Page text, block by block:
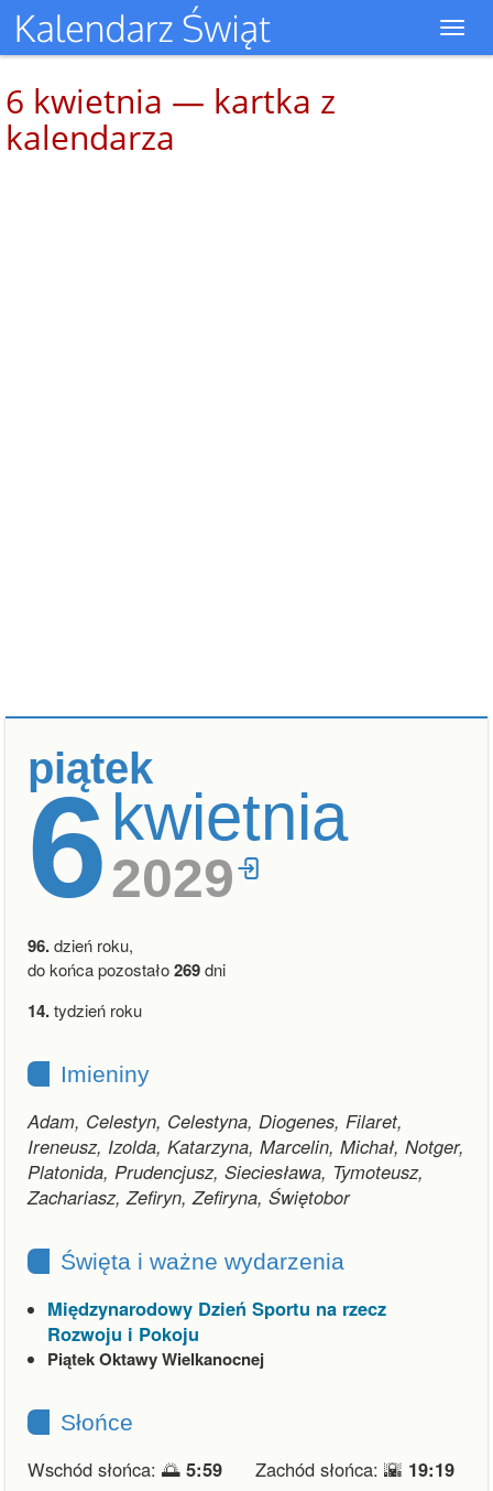
6 kwietnia — kartka z
kalendarza
piątek
6kwietnia
2029
96.dzień roku,
do końca pozostało269dni
14.tydzień roku
Imieniny
Adam, Celestyn, Celestyna, Diogenes, Filaret,
Ireneusz, Izolda, Katarzyna, Marcelin, Michał, Notger,
Platonida, Prudencjusz, Sieciesława, Tymoteusz,
Zachariasz, Zefiryn, Zefiryna, Świętobor
Święta i ważne wydarzenia
Międzynarodowy Dzień Sportu na rzecz
Rozwoju i Pokoju
Piątek Oktawy Wielkanocnej
Słońce
Wschód słońca: 🌅 5:59 Zachód słońca: 🌇 19:19